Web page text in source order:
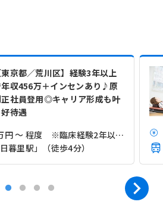
京都／荒川区】経験3年以上
年収456万＋インセンあり♪原
社員登用◎キャリア形成も叶
好待遇
【月収】32.9万円 ～ 程度 ※臨床経験2年以上3年未満モデル
暮里駅」（徒歩4分）